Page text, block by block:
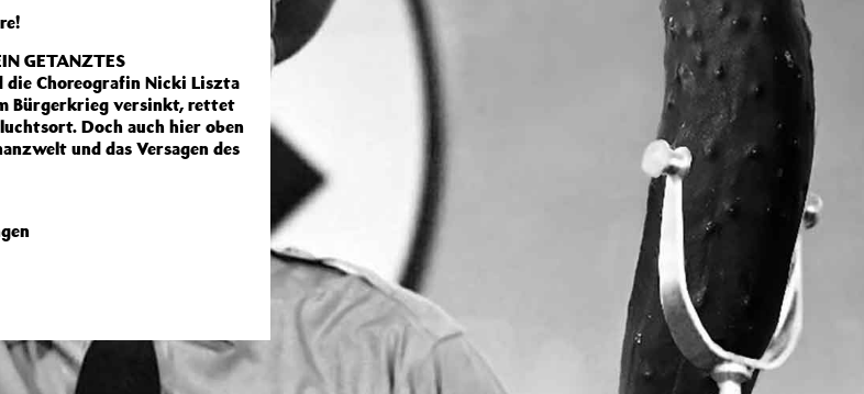
GETANZTES
die Choreografin Nicki Liszta
Bürgerkrieg versinkt, rettet
Doch auch hier oben
und das Versagen des